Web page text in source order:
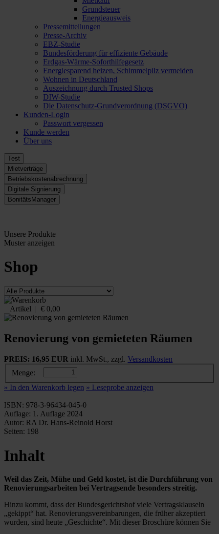
Grundsteuer
Energieausweis
Pressemitteilungen
Presse-Archiv
EBZ-Studie
Bundesförderung für effiziente Gebäude
Erdgas-Wärme-Soforthilfegesetz
Energiesparend heizen, Schimmelpilz vermeiden
Wohnen in Deutschland
Auszeichnung durch Trusted Shops
DIW-Studie
Die Datenschutz-Grundverordnung (DSGVO)
Kunden-Login
Passwort vergessen
Kunde werden
Über uns
Unsere Produkte
Muster anzeigen
Shop
Artikel | € 0,00
Renovierung von gemieteten Räumen
PREIS: 16,95 EUR inkl. MwSt., zzgl. Versandkosten
Menge:
» In den Warenkorb legen » Leseprobe anzeigen
ISBN: 978-3-96434-045-0
Auflage: 1. Auflage 2024
Autor: RA Dr. Hans-Reinold Horst
Seiten: 198
Inhalt
Weil das Zeit, Mühe und Geld kostet, ist die Durchführung von
Renovierungsarbeiten bei Vertragsende besonders streitig.
Hinzu kommt, dass der Bundesgerichtshof viele Vertragsklauseln
„gekippt“ hat. Renovierungsvereinbarungen, die früher akzeptiert
wurden, sind heute „Geschichte“. Mit dieser Broschüre können Sie